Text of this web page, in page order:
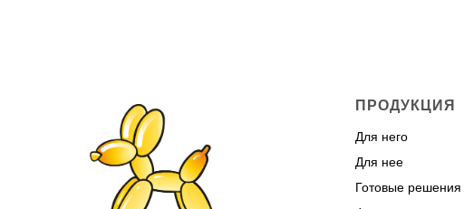
ПРОДУКЦИЯ
Для него
Для нее
Готовые решения